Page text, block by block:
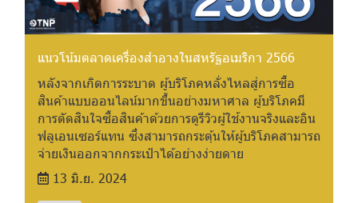
แนวโน้มตลาดเครื่องสำอางในสหรัฐอเมริกา 2566
หลังจากเกิดการระบาด ผู้บริโภคหลั่งไหลสู่การซื้อ
สินค้าแบบออนไลน์มากขึ้นอย่างมหาศาล ผู้บริโภคมี
การตัดสินใจซื้อสินค้าด้วยการดูรีวิวผู้ใช้งานจริงและอิน
ฟลูเอนเซอร์แทน ซึ่งสามารถกระตุ้นให้ผู้บริโภคสามารถ
จ่ายเงินออกจากกระเป๋าได้อย่างง่ายดาย
13 มิ.ย. 2024